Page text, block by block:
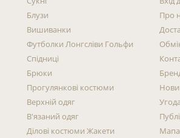
Блузи
Вишиванки
Футболки Лонгсліви Гольфи
Спідниці
Брюки
Прогулянкові костюми
Верхній одяг
В'язаний одяг
Ділові костюми Жакети
Про
Мапа